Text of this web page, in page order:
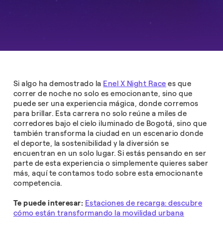
Si algo ha demostrado la Enel X Night Race es que
correr de noche no solo es emocionante, sino que
puede ser una experiencia mágica, donde corremos
para brillar. Esta carrera no solo reúne a miles de
corredores bajo el cielo iluminado de Bogotá, sino que
también transforma la ciudad en un escenario donde
el deporte, la sostenibilidad y la diversión se
encuentran en un solo lugar. Si estás pensando en ser
parte de esta experiencia o simplemente quieres saber
más, aquí te contamos todo sobre esta emocionante
competencia.
Te puede interesar: Estaciones de recarga: descubre
cómo están transformando la movilidad urbana